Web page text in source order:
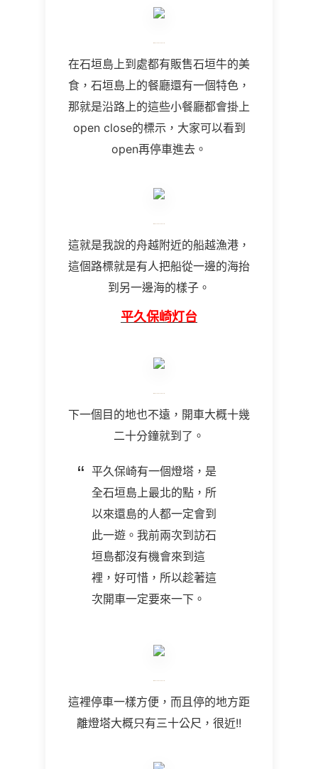
在石垣島上到處都有販售石垣牛的美
食，石垣島上的餐廳還有一個特色，
那就是沿路上的這些小餐廳都會掛上
open close的標示，大家可以看到
open再停車進去。
這就是我說的舟越附近的船越漁港，
這個路標就是有人把船從一邊的海抬
到另一邊海的樣子。
平久保崎灯台
下一個目的地也不遠，開車大概十幾
二十分鐘就到了。
平久保崎有一個燈塔，是
全石垣島上最北的點，所
以來還島的人都一定會到
此一遊。我前兩次到訪石
垣島都沒有機會來到這
裡，好可惜，所以趁著這
次開車一定要來一下。
這裡停車一樣方便，而且停的地方距
離燈塔大概只有三十公尺，很近!!